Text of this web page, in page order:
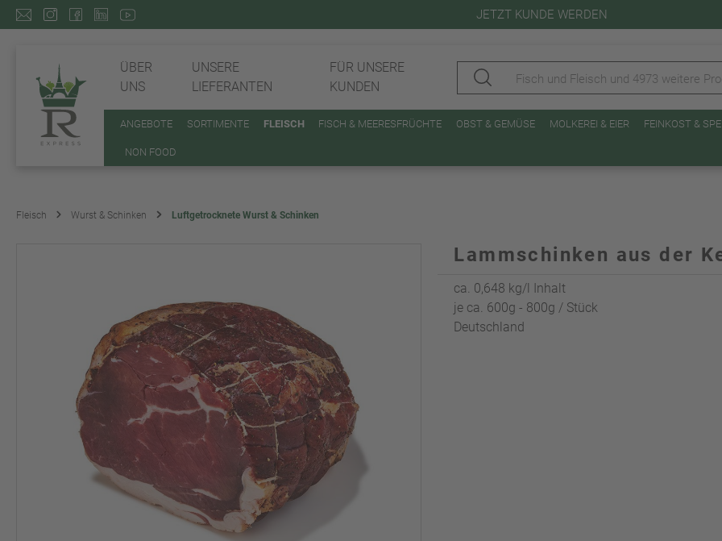
JETZT KUNDE WERDEN
ÜBER
UNS
UNSERE
LIEFERANTEN
FÜR UNSERE
KUNDEN
ANGEBOTE SORTIMENTE FLEISCH FISCH & MEERESFRÜCHTE OBST & GEMÜSE MOLKEREI & EIER FEINKOST &
NON FOOD
Fleisch Wurst & Schinken Luftgetrocknete Wurst & Schinken
Lammschinken aus der
ca. 0,648 kg/l Inhalt
je ca. 600g - 800g / Stück
Deutschland